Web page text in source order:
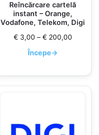
Reîncărcare cartelă
instant – Orange,
Vodafone, Telekom, Digi
€3,00 – €200,00
Începe→